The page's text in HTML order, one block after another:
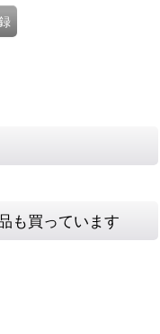
も買っています